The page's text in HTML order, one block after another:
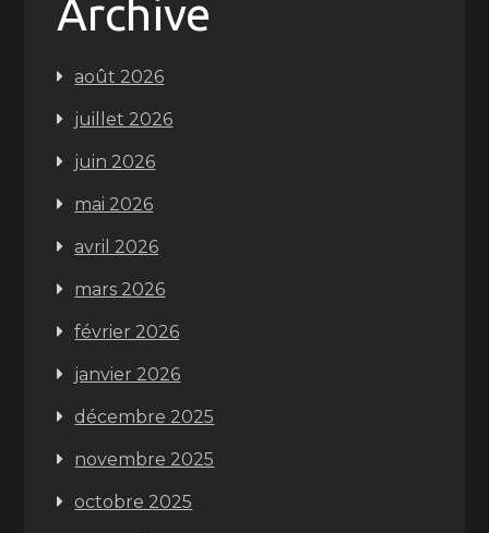
Archive
août 2026
juillet 2026
juin 2026
mai 2026
avril 2026
mars 2026
février 2026
janvier 2026
décembre 2025
novembre 2025
octobre 2025